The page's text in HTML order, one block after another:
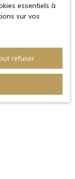
est de vous
en
avec
essentiels à
sur vos
refuser